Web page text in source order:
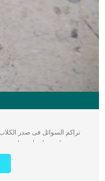
تراكم السوائل فى صدر
ويسبب له مضاعفات مثل ضعف
يعتمد بعدها التشخيص الطبي
التنفس عند الكلاب
بالتوجه للطبيب البيطرى